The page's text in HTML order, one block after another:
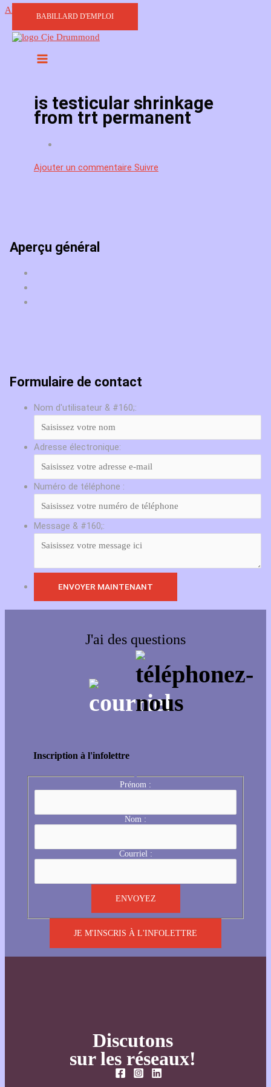
Aller au contenu
BABILLARD D'EMPLOI
is testicular shrinkage
from trt permanent
Ajouter un commentaire Suivre
Aperçu général
Formulaire de contact
Nom d'utilisateur & #160;:
Adresse électronique:
Numéro de téléphone :
Message & #160;:
J'ai des questions
Inscription à l'infolettre
Prénom :
Nom :
Courriel :
JE M'INSCRIS À L'INFOLETTRE
Discutons
sur les réseaux!